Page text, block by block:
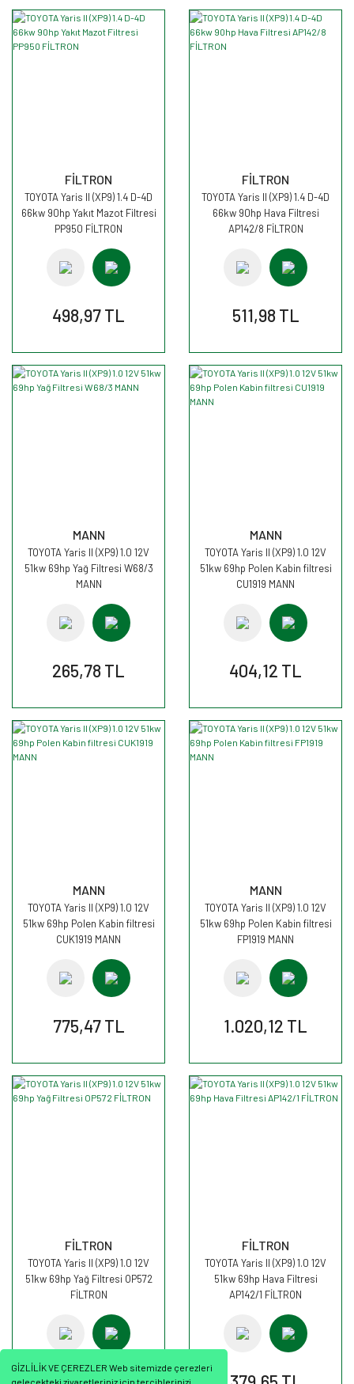
GİZLİLİK VE ÇEREZLER Web sitemizde çerezleri
FİLTRON
TOYOTA Yaris II (XP9) 1.4 D-4D
66kw 90hp Yakıt Mazot Filtresi
PP950 FİLTRON
498,97 TL
FİLTRON
TOYOTA Yaris II (XP9) 1.4 D-4D
66kw 90hp Hava Filtresi
AP142/8 FİLTRON
511,98 TL
MANN
TOYOTA Yaris II (XP9) 1.0 12V
51kw 69hp Yağ Filtresi W68/3
MANN
265,78 TL
MANN
TOYOTA Yaris II (XP9) 1.0 12V
51kw 69hp Polen Kabin filtresi
CU1919 MANN
404,12 TL
MANN
TOYOTA Yaris II (XP9) 1.0 12V
51kw 69hp Polen Kabin filtresi
CUK1919 MANN
775,47 TL
MANN
TOYOTA Yaris II (XP9) 1.0 12V
51kw 69hp Polen Kabin filtresi
FP1919 MANN
1.020,12 TL
FİLTRON
TOYOTA Yaris II (XP9) 1.0 12V
51kw 69hp Yağ Filtresi OP572
FİLTRON
FİLTRON
TOYOTA Yaris II (XP9) 1.0 12V
51kw 69hp Hava Filtresi
AP142/1 FİLTRON